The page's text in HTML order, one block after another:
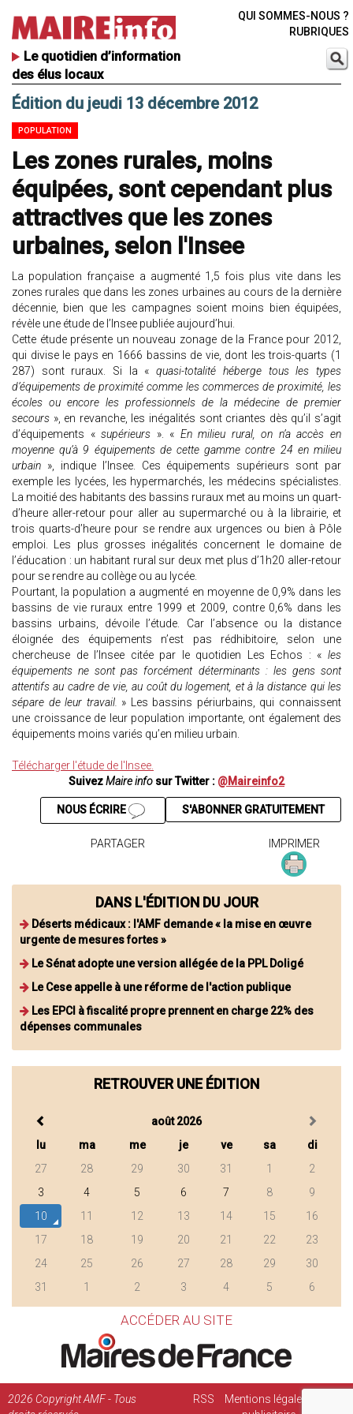
Le quotidien d’information
des élus locaux
QUI SOMMES-NOUS ?
RUBRIQUES
Édition du jeudi 13 décembre 2012
POPULATION
Les zones rurales, moins
équipées, sont cependant plus
attractives que les zones
urbaines, selon l'Insee
La population française a augmenté 1,5 fois plus vite dans les
zones rurales que dans les zones urbaines au cours de la dernière
décennie, bien que les campagnes soient moins bien équipées,
révèle une étude de l’Insee publiée aujourd’hui.
Cette étude présente un nouveau zonage de la France pour 2012,
qui divise le pays en 1666 bassins de vie, dont les trois-quarts (1
287) sont ruraux. Si la «quasi-totalité héberge tous les types
d’équipements de proximité comme les commerces de proximité, les
écoles ou encore les professionnels de la médecine de premier
secours », en revanche, les inégalités sont criantes dès qu’il s’agit
d’équipements «supérieurs ». « En milieu rural, on n’a accès en
moyenne qu’à 9 équipements de cette gamme contre 24 en milieu
urbain », indique l’Insee. Ces équipements supérieurs sont par
exemple les lycées, les hypermarchés, les médecins spécialistes.
La moitié des habitants des bassins ruraux met au moins un quart-
d’heure aller-retour pour aller au supermarché ou à la librairie, et
trois quarts-d’heure pour se rendre aux urgences ou bien à Pôle
emploi. Les plus grosses inégalités concernent le domaine de
l’éducation : un habitant rural sur deux met plus d’1h20 aller-retour
pour se rendre au collège ou au lycée.
Pourtant, la population a augmenté en moyenne de 0,9% dans les
bassins de vie ruraux entre 1999 et 2009, contre 0,6% dans les
bassins urbains, dévoile l’étude. Car l’absence ou la distance
éloignée des équipements n’est pas rédhibitoire, selon une
chercheuse de l’Insee citée par le quotidien Les Echos : « les
équipements ne sont pas forcément déterminants : les gens sont
attentifs au cadre de vie, au coût du logement, et à la distance qui les
sépare de leur travail. » Les bassins périurbains, qui connaissent
une croissance de leur population importante, ont également des
équipements moins variés qu’en milieu urbain.
Télécharger l'étude de l'Insee.
SuivezMaire info sur Twitter : @Maireinfo2
S'ABONNER GRATUITEMENT
NOUS ÉCRIRE
PARTAGER IMPRIMER
DANS L'ÉDITION DU JOUR
Déserts médicaux : l'AMF demande « la mise en œuvre
urgente de mesures fortes »
Le Sénat adopte une version allégée de la PPL Doligé
Le Cese appelle à une réforme de l'action publique
Les EPCI à fiscalité propre prennent en charge 22% des
dépenses communales
RETROUVER UNE ÉDITION
août 2026
lu
ma me je ve sa
di
27
28 29 30 31 1
2
3
4 5 6 7 8
9
10
11 12 13 14 15
16
17
18 19 20 21 22
23
24
25 26 27 28 29
30
31
1 2 3 4 5 6
ACCÉDER AU SITE
2026 Copyright AMF - Tous
RSS Mentions légales